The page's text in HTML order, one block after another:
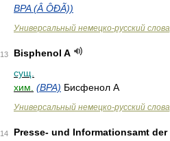
BPA (Â ÔÐÃ))
Универсальный немецко-русский
13
Bisphenol A
сущ.
хим. (BPA) Бисфенол А
Универсальный немецко-русский
14
Presse- und Informationsamt